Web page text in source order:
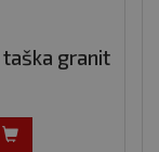
taška granit